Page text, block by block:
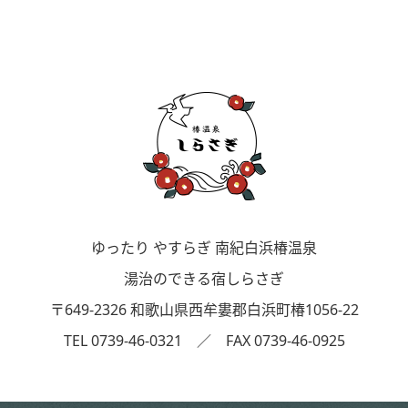
ゆったり やすらぎ 南紀白浜椿温泉
湯治のできる宿しらさぎ
〒649-2326 和歌山県西牟婁郡白浜町椿1056-22
TEL 0739-46-0321 ／ FAX 0739-46-0925